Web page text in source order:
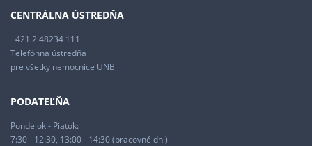
CENTRÁLNA ÚSTREDŇA
+421 2 48234 111
Telefónna ústredňa
pre všetky nemocnice UNB
PODATEĽŇA
Pondelok - Piatok:
7:30 - 12:30, 13:00 - 14:30 (pracovné dni)